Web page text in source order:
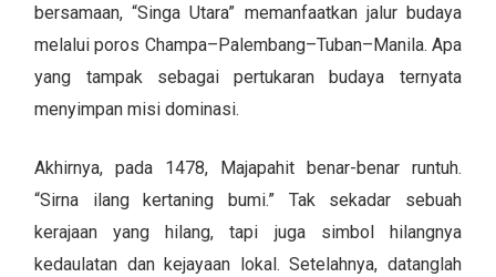
bersamaan, “Singa Utara” memanfaatkan jalur budaya
melalui poros Champa–Palembang–Tuban–Manila. Apa
yang tampak sebagai pertukaran budaya ternyata
menyimpan misi dominasi.
Akhirnya, pada 1478, Majapahit benar-benar runtuh.
“Sirna ilang kertaning bumi.” Tak sekadar sebuah
kerajaan yang hilang, tapi juga simbol hilangnya
kedaulatan dan kejayaan lokal. Setelahnya, datanglah